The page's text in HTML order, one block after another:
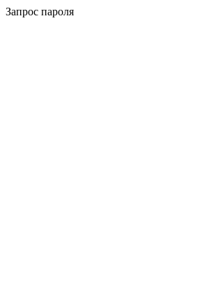
Запрос пароля